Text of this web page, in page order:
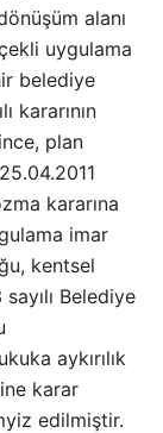
alanı
uygulama
belediye
kararının
plan
kararına
imar
kentsel
Belediye
aykırılık
karar
edilmiştir.